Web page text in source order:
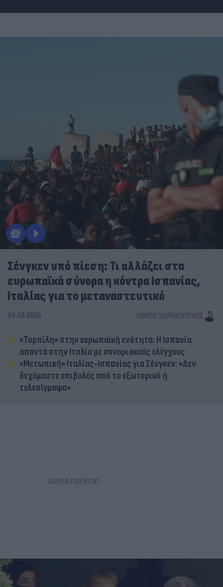
Σένγκεν υπό πίεση: Τι αλλάζει στα
ευρωπαϊκά σύνορα η κόντρα Ισπανίας,
Ιταλίας για το μεταναστευτικό
08.08.2026 ΓΙΏΡΓΟΣ ΓΕΩΡΓΑΚΌΠΟΥΛΟΣ
«Τορπίλη» στην ευρωπαϊκή ενότητα: Η Ισπανία
απαντά στην Ιταλία με συνοριακούς ελέγχους
«Μετωπική» Ιταλίας-Ισπανίας για Σένγκεν: «Δεν
δεχόμαστε επιβολές από το εξωτερικό ή
τελεσίγραφα»